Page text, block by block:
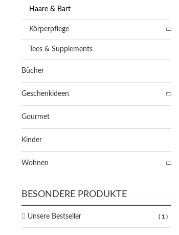
Haare & Bart
Körperpflege
Tees & Supplements
Bücher
Geschenkideen
Gourmet
Kinder
Wohnen
BESONDERE PRODUKTE
1
Unsere Bestseller